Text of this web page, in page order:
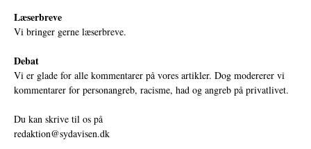
Læserbreve
Vi bringer gerne læserbreve.
Debat
Vi er glade for alle kommentarer på vores artikler. Dog modererer vi
kommentarer for personangreb, racisme, had og angreb på privatlivet.
Du kan skrive til os på
redaktion@sydavisen.dk